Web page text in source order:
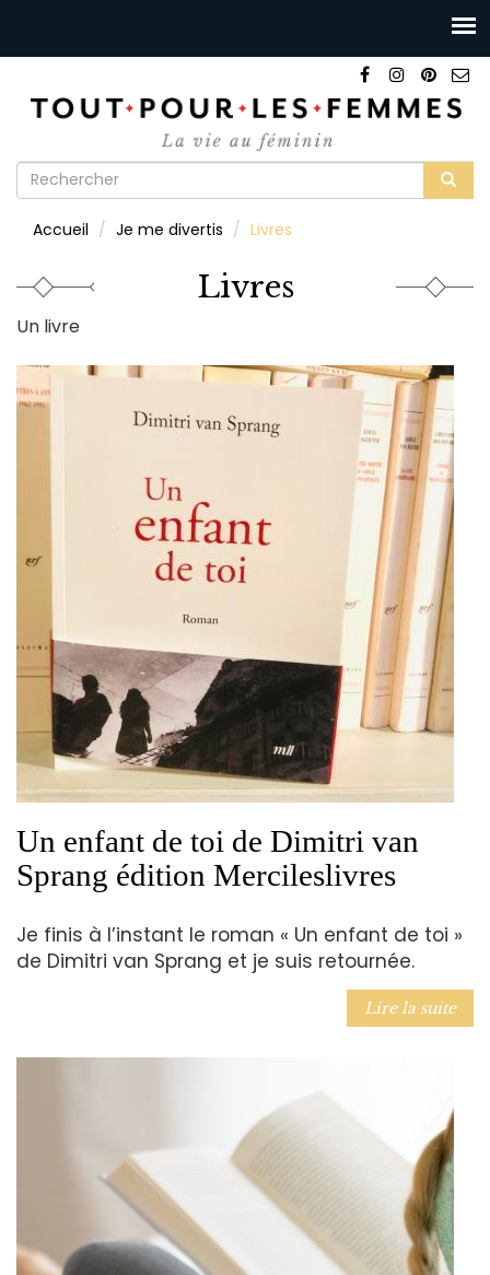
Formulaire
recherche
Accueil Je me divertis Livres
Livres
Un livre
Un enfant de toi de Dimitri van
Sprang édition Mercileslivres
Je finis à l’instant le roman « Un enfant de toi »
de Dimitri van Sprang et je suis retournée.
Lire la suite